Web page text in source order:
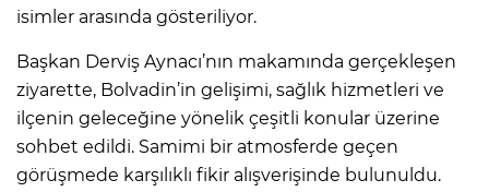
isimler arasında gösteriliyor.
Başkan Derviş Aynacı’nın makamında gerçekleşen
ziyarette, Bolvadin’in gelişimi, sağlık hizmetleri ve
ilçenin geleceğine yönelik çeşitli konular üzerine
sohbet edildi. Samimi bir atmosferde geçen
görüşmede karşılıklı fikir alışverişinde bulunuldu.